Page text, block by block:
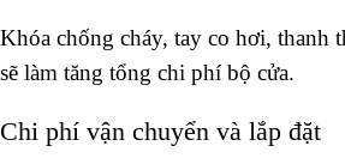
Khóa chống cháy, tay co hơi, thanh
sẽ làm tăng tổng chi phí bộ cửa.
Chi phí vận chuyển và lắp đặt